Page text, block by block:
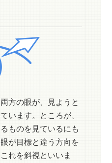
方の眼が、見ようと
います。ところが、
ものを見ているにも
が目標と違う方向を
れを斜視といいま